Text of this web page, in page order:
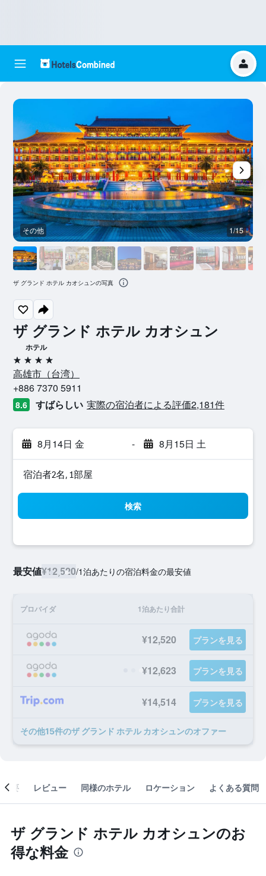
ザ グランド ホテル カオシュン
ホテル
4つ星
高雄市​（台湾​）​
+886 7370 5911
8.6 すばらしい 実際の宿泊者による評価2,181​件
8月14日 金 - 8月15日 土
宿泊者2名, 1​部屋
検索
最安値¥12,520/1泊あたりの宿泊料金の最安値
プロバイダ 1泊あたり合計
¥12,520 プランを見る
¥12,623 プランを見る
¥14,514 プランを見る
​その他15​件のザ グランド ホテル カオシュンのオファー
その他 1/15
ザ グランド ホテル カオシュンの写真
概要 レビュー 同様のホテル ロケーション よくある質問
ザ グランド ホテル カオシュンのお
得な料金